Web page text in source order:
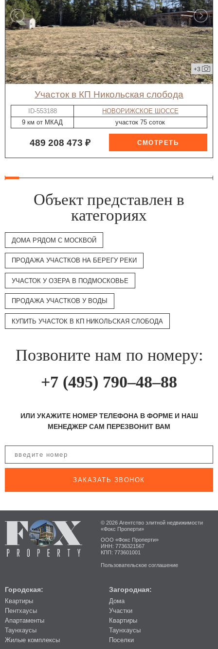
+3
участок в КП Никольская слобода
ID-553188
НОВОРИЖСКОЕ ШОССЕ
9 км от МКАД
участок 75 соток
489 208 473 ₽
Объект представлен в
категориях
ДОМА РЯДОМ С МОСКВОЙ
ПРОДАЖА УЧАСТКОВ НА БЕРЕГУ РЕКИ
УЧАСТОК У ОЗЕРА В ПОДМОСКОВЬЕ
ПРОДАЖА УЧАСТКОВ У ВОДЫ
КУПИТЬ УЧАСТОК В КП НИКОЛЬСКАЯ СЛОБОДА
Позвоните нам по номеру:
+7 (495) 790–48–88
ИЛИ УКАЖИТЕ НОМЕР ТЕЛЕФОНА В ФОРМЕ И НАШ
МЕНЕДЖЕР САМ ПЕРЕЗВОНИТ ВАМ
ЗАКАЗАТЬ ЗВОНОК
© 2026 Агентство элитной недвижимости
«Фокс Проперти»
ООО «Фокс Проперти»
ИНН: 7736321567
КПП: 773601001
Пользовательское соглашение
Городская:
Квартиры
Пентхаусы
Апартаменты
Таунхаусы
Жилые комплексы
Загородная:
Дома
Участки
Квартиры
Таунхаусы
Поселки